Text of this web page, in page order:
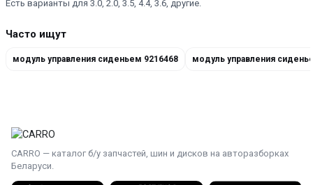
Есть варианты для 3.0, 2.0, 3.5, 4.4, 3.6, другие.
Часто ищут
модуль управления сиденьем 9216468
CARRO — каталог б/у запчастей, шин и дисков на авторазборках
Беларуси.